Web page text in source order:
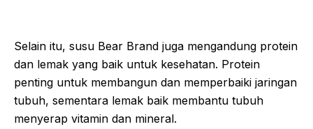
Selain itu, susu Bear Brand juga mengandung protein
dan lemak yang baik untuk kesehatan. Protein
penting untuk membangun dan memperbaiki jaringan
tubuh, sementara lemak baik membantu tubuh
menyerap vitamin dan mineral.